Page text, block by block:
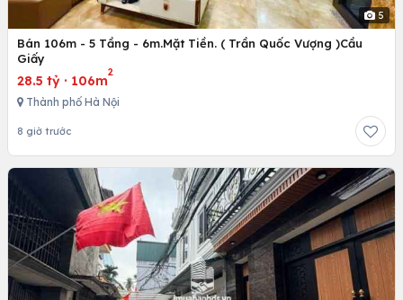
5
Bán 106m - 5 Tầng - 6m.Mặt Tiền. ( Trần Quốc Vượng )Cầu
Giấy
28.5 tỷ · 106m
2
Thành phố Hà Nội
8 giờ trước